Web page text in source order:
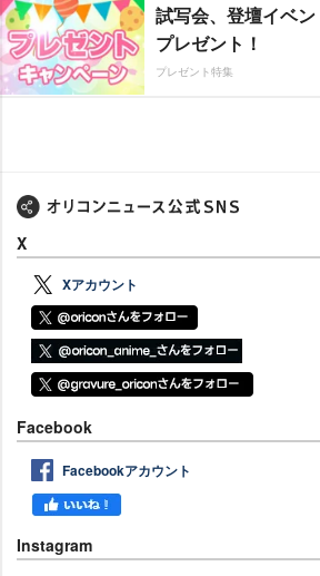
試写会、登壇イベ
プレゼント！
プレゼント特集
X
Xアカウント
Facebook
Facebookアカウント
Instagram